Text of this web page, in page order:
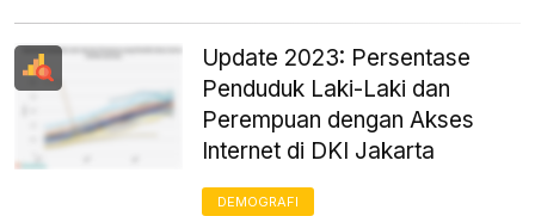
Update 2023: Persentase
Penduduk Laki-Laki dan
Perempuan dengan Akses
Internet di DKI Jakarta
DEMOGRAFI